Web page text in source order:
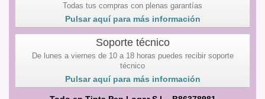
Todas tus compras con plenas garantías
Pulsar aquí para más información
Soporte técnico
De lunes a viernes de 10 a 18 horas puedes recibir soporte
técnico
Pulsar aquí para más información